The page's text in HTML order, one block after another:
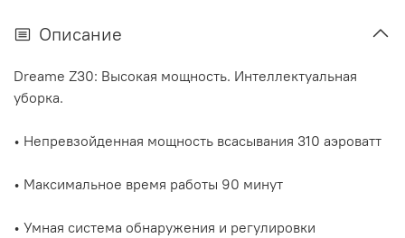
Описание
Dreame Z30: Высокая мощность. Интеллектуальная
уборка.
• Непревзойденная мощность всасывания 310 аэроватт
• Максимальное время работы 90 минут
• Умная система обнаружения и регулировки